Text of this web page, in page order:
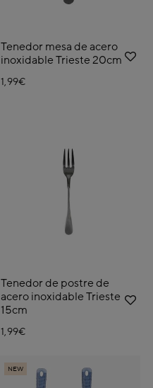
Tenedor mesa de acero
inoxidable Trieste 20cm
1,99€
Tenedor de postre de
acero inoxidable Trieste
15cm
1,99€
NEW